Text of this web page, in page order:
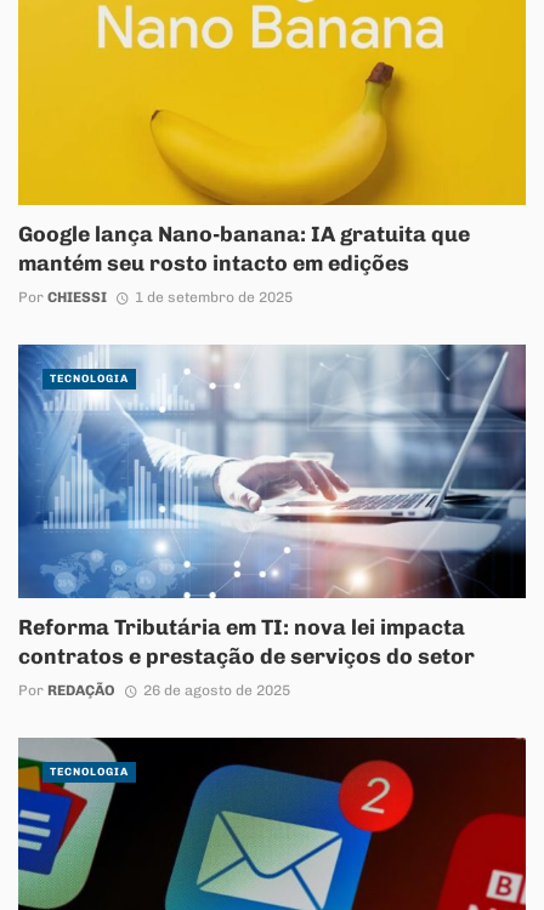
Google lança Nano-banana: IA gratuita que
mantém seu rosto intacto em edições
Por CHIESSI 1 de setembro de 2025
Reforma Tributária em TI: nova lei impacta
contratos e prestação de serviços do setor
Por REDAÇÃO 26 de agosto de 2025
TECNOLOGIA
TECNOLOGIA